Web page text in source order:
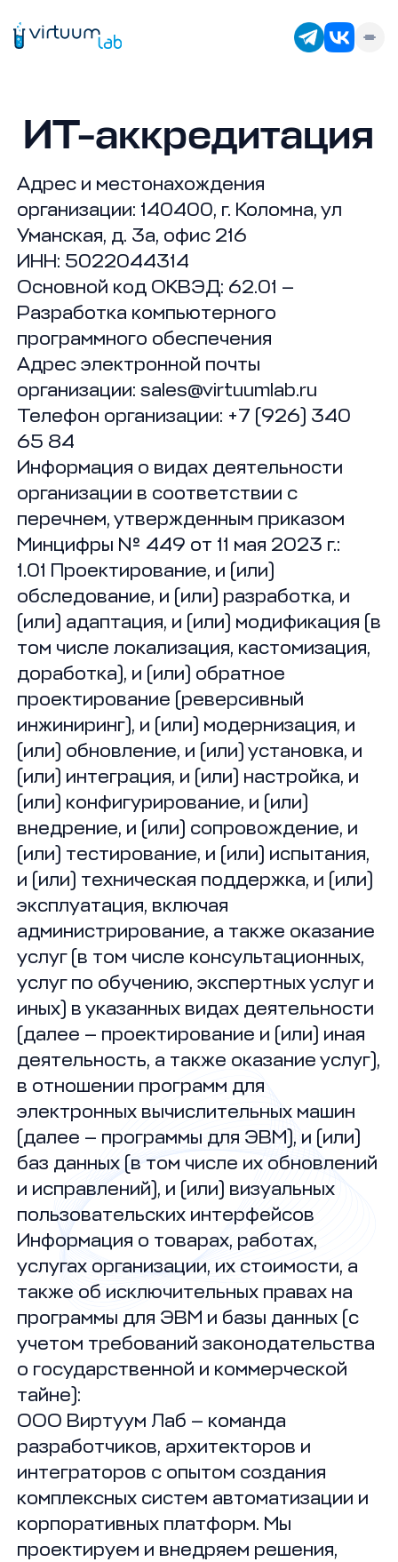
ИТ-аккредитация
Адрес и местонахождения
организации: 140400, г. Коломна, ул
Уманская, д. 3а, офис 216
ИНН: 5022044314
Основной код ОКВЭД: 62.01 —
Разработка компьютерного
программного обеспечения
Адрес электронной почты
организации: sales@virtuumlab.ru
Телефон организации: +7 (926) 340
65 84
Информация о видах деятельности
организации в соответствии с
перечнем, утвержденным приказом
Минцифры № 449 от 11 мая 2023 г.:
1.01 Проектирование, и (или)
обследование, и (или) разработка, и
(или) адаптация, и (или) модификация (в
том числе локализация, кастомизация,
доработка), и (или) обратное
проектирование (реверсивный
инжиниринг), и (или) модернизация, и
(или) обновление, и (или) установка, и
(или) интеграция, и (или) настройка, и
(или) конфигурирование, и (или)
внедрение, и (или) сопровождение, и
(или) тестирование, и (или) испытания,
и (или) техническая поддержка, и (или)
эксплуатация, включая
администрирование, а также оказание
услуг (в том числе консультационных,
услуг по обучению, экспертных услуг и
иных) в указанных видах деятельности
(далее — проектирование и (или) иная
деятельность, а также оказание услуг),
в отношении программ для
электронных вычислительных машин
(далее — программы для ЭВМ), и (или)
баз данных (в том числе их обновлений
и исправлений), и (или) визуальных
пользовательских интерфейсов
Информация о товарах, работах,
услугах организации, их стоимости, а
также об исключительных правах на
программы для ЭВМ и базы данных (с
учетом требований законодательства
о государственной и коммерческой
тайне):
ООО Виртуум Лаб — команда
разработчиков, архитекторов и
интеграторов с опытом создания
комплексных систем автоматизации и
корпоративных платформ. Мы
проектируем и внедряем решения,